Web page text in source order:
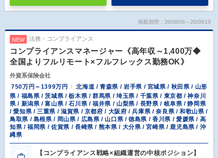
掲載期間：26/08/06～26/08/19
NEW 法務・コンプライアンス
コンプライアンスマネージャー《高年収～1,400万◆
全国よりフルリモート×フルフレックス勤務OK》
外資系保険会社
750万円～1399万円
北海道 / 青森県 / 岩手県 / 宮城県 / 秋田県 / 山形
県 / 福島県 / 茨城県 / 栃木県 / 群馬県 / 埼玉県 / 千葉県 / 東京都 / 神奈川
県 / 新潟県 / 富山県 / 石川県 / 福井県 / 山梨県 / 長野県 / 岐阜県 / 静岡県
/ 愛知県 / 三重県 / 滋賀県 / 京都府 / 大阪府 / 兵庫県 / 奈良県 / 和歌山県 /
鳥取県 / 島根県 / 岡山県 / 広島県 / 山口県 / 徳島県 / 香川県 / 愛媛県 / 高
知県 / 福岡県 / 佐賀県 / 長崎県 / 熊本県 / 大分県 / 宮崎県 / 鹿児島県 / 沖
縄県
【コンプライアンス戦略×組織運営の中核ポジション】